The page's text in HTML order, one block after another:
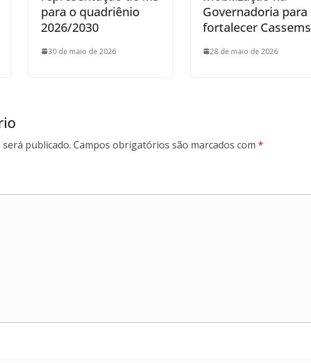
para o quadriênio
2026/2030
30 de maio de 2026
Governadoria para
fortalecer Cassems
28 de maio de 2026
publicado. Campos obrigatórios são marcados com *